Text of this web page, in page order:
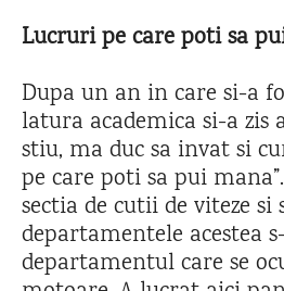
Lucruri pe care poti sa
Dupa un an in care si-a
latura academica si-a zis
stiu, ma duc sa invat si
pe care poti sa pui
sectia de cutii de viteze si
departamentele acestea
departamentul care se